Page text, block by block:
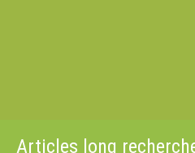
Articles long